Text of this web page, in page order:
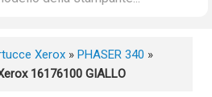
Xerox » PHASER 340 »
16176100 GIALLO